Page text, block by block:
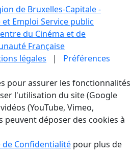
de Bruxelles-Capitale -
Emploi Service public
du Cinéma et de
Française
légales | Préférences
pour assurer les fonctionnalités
l'utilisation du site (Google
(YouTube, Vimeo,
peuvent déposer des cookies à
de Confidentialité pour plus de